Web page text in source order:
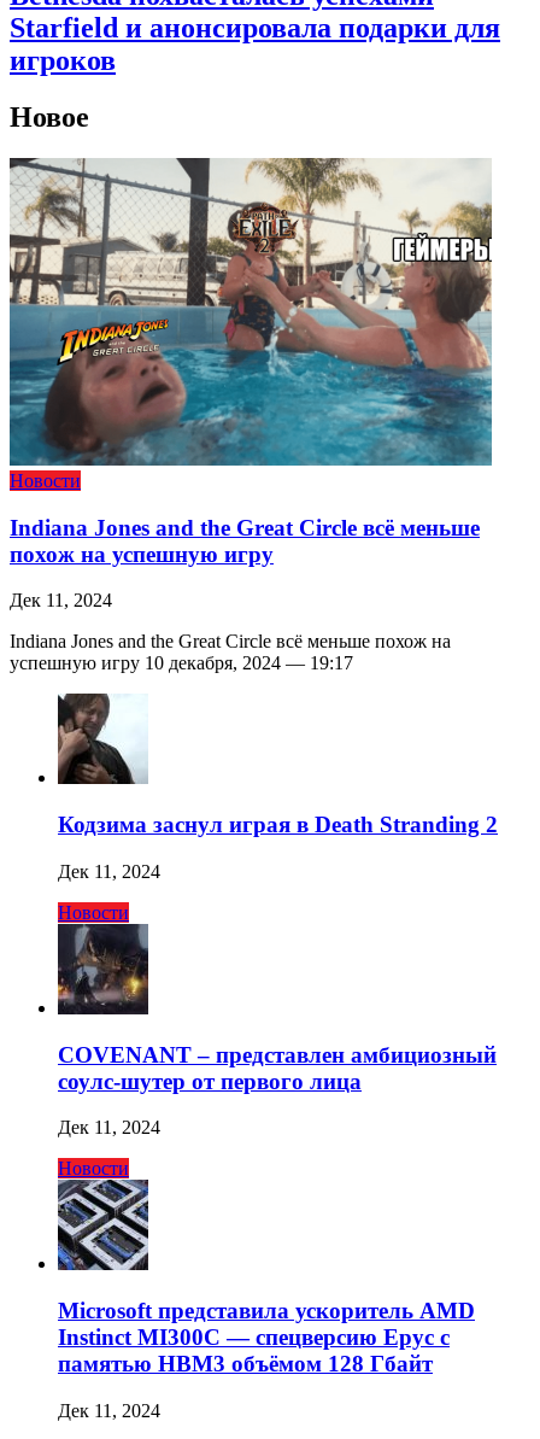
Starfield и анонсировала подарки для
игроков
Новое
Новости
Indiana Jones and the Great Circle всё меньше
похож на успешную игру
Дек 11, 2024
Indiana Jones and the Great Circle всё меньше похож на
успешную игру 10 декабря, 2024 — 19:17
Кодзима заснул играя в Death Stranding 2
Дек 11, 2024
Новости
COVENANT – представлен амбициозный
соулс-шутер от первого лица
Дек 11, 2024
Новости
Microsoft представила ускоритель AMD
Instinct MI300C — спецверсию Epyc с
памятью HBM3 объёмом 128 Гбайт
Дек 11, 2024